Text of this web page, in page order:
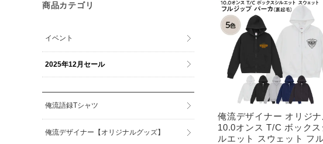
俺流デザイナー オリジ
10.0オンス T/C ボックス
ルエット スウェット フ
商品カテゴリ
イベント
2025年12月セール
俺流語録Tシャツ
俺流デザイナー【オリジナルグッズ】